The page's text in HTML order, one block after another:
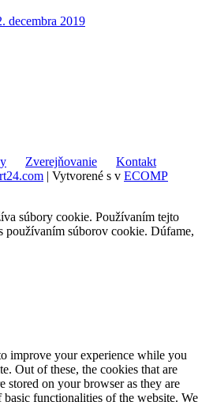
decembra 2019
Zverejňovanie
Kontakt
| Vytvorené s v ECOMP
súbory cookie. Používaním tejto
používaním súborov cookie. Dúfame,
improve your experience while you
Out of these, the cookies that are
stored on your browser as they are
functionalities of the website. We